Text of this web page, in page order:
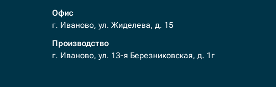
Офис
г. Иваново, ул. Жиделева, д. 15
Производство
г. Иваново, ул. 13-я Березниковская, д. 1г